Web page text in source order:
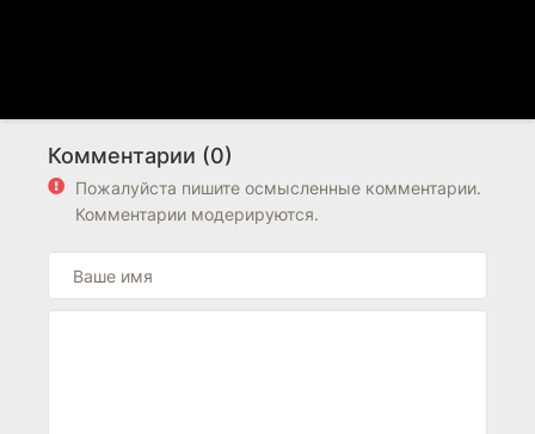
Комментарии (0)
Пожалуйста пишите осмысленные комментарии.
Комментарии модерируются.